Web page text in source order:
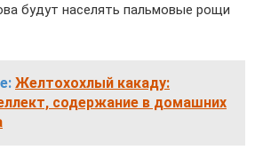
будут населять пальмовые рощи
Желтохохлый какаду:
содержание в домашних